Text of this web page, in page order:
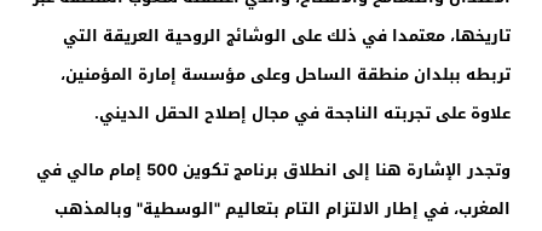
تاريخها، معتمدا في ذلك على الوشائج الروحية العريقة التي
تربطه ببلدان منطقة الساحل وعلى مؤسسة إمارة المؤمنين،
علاوة على تجربته الناجحة في مجال إصلاح الحقل الديني.
وتجدر الإشارة هنا إلى انطلاق برنامج تكوين 500 إمام مالي في
المغرب، في إطار الالتزام التام بتعاليم "الوسطية" وبالمذهب